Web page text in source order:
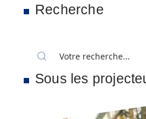
Recherche
Sous les